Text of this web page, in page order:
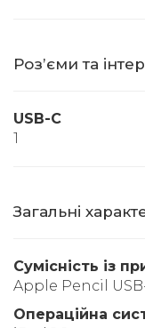
Розʼєми та
USB-C
1
Загальні
Сумісність із
Apple Pencil
Операційна